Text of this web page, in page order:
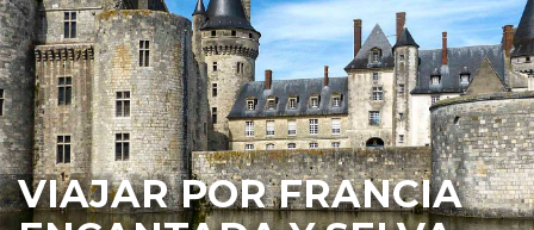
VIAJAR POR FRANCIA